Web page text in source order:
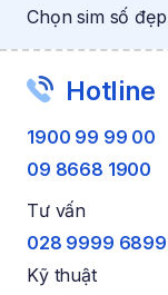
Chọn sim số đẹp
Hotline
1900 99 99 00
09 8668 1900
Tư vấn
028 9999 6899
Kỹ thuật